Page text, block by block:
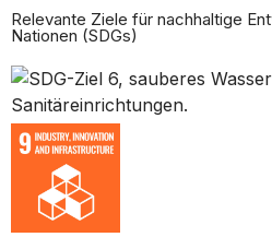
Relevante Ziele für nachhaltige
Nationen (SDGs)